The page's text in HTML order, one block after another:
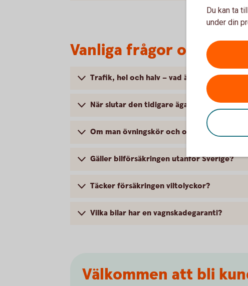
Vanliga frågor om att
Trafik, hel och halv – vad är det för
När slutar den tidigare ägarens försäkring
Om man övningskör och olyckan är
Gäller bilförsäkringen utanför Sverige?
Täcker försäkringen viltolyckor?
Vilka bilar har en vagnskadegaranti?
Välkommen att bli
Du kan ta
under din